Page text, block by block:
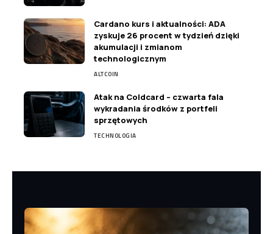
Cardano kurs i aktualności: ADA
zyskuje 26 procent w tydzień dzięki
akumulacji i zmianom
technologicznym
ALTCOIN
Atak na Coldcard – czwarta fala
wykradania środków z portfeli
sprzętowych
TECHNOLOGIA